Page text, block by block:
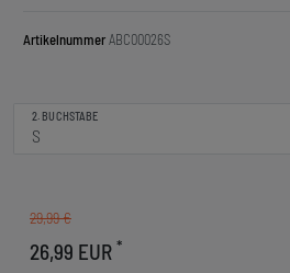
ArtikelnummerABC00026S
2. BUCHSTABE
29,99 €
26,99 EUR *